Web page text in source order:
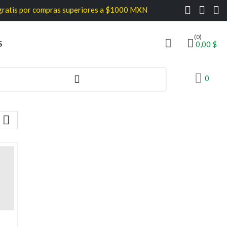
por compras superiores a $1000 MXN
0,00 $
(0)
0
